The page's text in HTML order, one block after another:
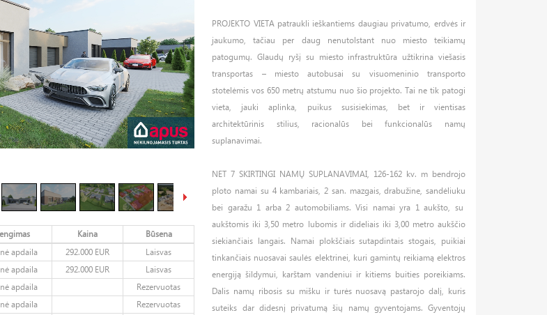
Kaina
Būsena
apdaila 292.000 EUR
Laisvas
apdaila 292.000 EUR
Laisvas
apdaila
Rezervuotas
apdaila
Rezervuotas
PROJEKTO VIETA patraukli ieškantiems daugiau privatumo, erdvės ir
jaukumo, tačiau per daug nenutolstant nuo miesto teikiamų
patogumų. Glaudų ryšį su miesto infrastruktūra užtikrina viešasis
transportas – miesto autobusai su visuomeninio transporto
stotelėmis vos 650 metrų atstumu nuo šio projekto. Tai ne tik patogi
vieta, jauki aplinka, puikus susisiekimas, bet ir vientisas
architektūrinis stilius, racionalūs bei funkcionalūs namų
suplanavimai.
NET 7 SKIRTINGI NAMŲ SUPLANAVIMAI, 126-162 kv. m bendrojo
ploto namai su 4 kambariais, 2 san. mazgais, drabužine, sandėliuku
bei garažu 1 arba 2 automobiliams. Visi namai yra 1 aukšto, su
aukštomis iki 3,50 metro lubomis ir dideliais iki 3,00 metro aukščio
siekiančiais langais. Namai plokščiais sutapdintais stogais, puikiai
tinkančiais nuosavai saulės elektrinei, kuri gamintų reikiamą elektros
energiją šildymui, karštam vandeniui ir kitiems buities poreikiams.
Dalis namų ribosis su mišku ir turės nuosavą pastarojo dalį, kuris
suteiks dar didesnį privatumą šių namų gyventojams. Gyventojų